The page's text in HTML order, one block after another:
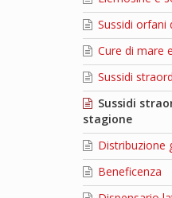
Sussidi orfani
Cure di mare
Sussidi
Sussidi
stagione
Distribuzione
Beneficenza